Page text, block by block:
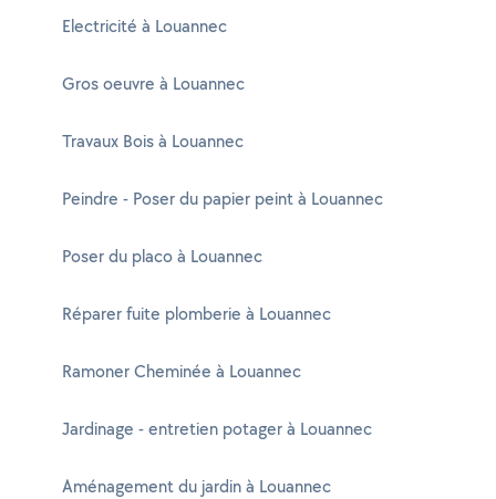
Electricité à Louannec
Gros oeuvre à Louannec
Travaux Bois à Louannec
Peindre - Poser du papier peint à Louannec
Poser du placo à Louannec
Réparer fuite plomberie à Louannec
Ramoner Cheminée à Louannec
Jardinage - entretien potager à Louannec
Aménagement du jardin à Louannec